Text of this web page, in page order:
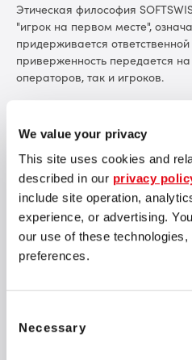
We value your privacy
This site uses cookies and
described in our privacy
include site operation,
experience, or advertising.
our use of these
preferences.
Selection
Necessary
Этическая философия
"игрок на первом месте",
придерживается
приверженность передается
операторов, так и игроков.
ответственного подхода к
предлагает решения, которые
коммуникацию между
гарантируют непрерывный
Managed Services помогает
предоставляя такие услуги,
с мошенничеством, поддержка
повторная активация игроков,
выявляют технические ошибки,
клиентов от мошенничества,
игроками и находят